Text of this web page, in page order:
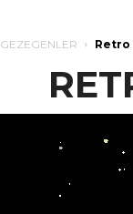
GEZEGENLER Retro